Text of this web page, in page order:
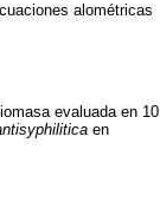
alométricas
evaluada en 10
en